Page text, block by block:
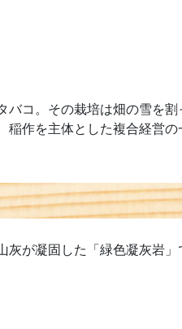
コ。その栽培は畑の雪を
作を主体とした複合経営の
が凝固した「緑色凝灰岩」